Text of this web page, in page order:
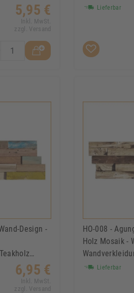
- Teakholz
5,95 €
Inkl. MwSt.
zzgl. Versand
- Wand-Paneele
Lieferbar
Design -
6,95 €
Inkl. MwSt.
zzgl. Versand
HO-008 -
Holz Mosaik -
Lieferbar